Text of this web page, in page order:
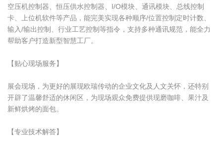
空压机控制器、恒压供水控制器、I/O模块、通讯模块、总线控制
卡、上位机软件等产品，能完美实现各种顺序/位置控制定时计数、
输入/输出控制、行业工艺控制等指令，支持多种通讯规范，能全力
帮助客户打造新型智慧工厂。
【贴心现场服务】
展会现场，为更好的展现欧瑞传动的企业文化及人文关怀，还特别
开辟了温馨舒适的休闲区，为现场观众免费提供现磨咖啡、果汁及
新鲜烘烤的面包。
【专业技术解答】